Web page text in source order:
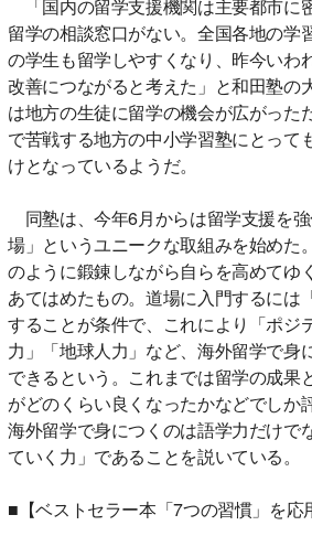
「国内の留学支援機関は主要都市に
留学の相談窓口がない。全国各地の学
の学生も留学しやすくなり、昨今いわ
改善につながると考えた」と和田塾の
は地方の生徒に留学の機会が広がった
で苦戦する地方の中小学習塾にとって
けとなっているようだ。
同塾は、今年6月からは留学支援を
場」というユニークな取組みを始めた
のように鍛錬しながら自らを高めてゆ
あてはめたもの。道場に入門するには
することが条件で、これにより「ポジ
力」「地球人力」など、海外留学で身
できるという。これまでは留学の成果
がどのくらい良くなったかなどでしか
海外留学で身につくのは語学力だけで
ていく力」であることを説いている。
■【ベストセラー本「7つの習慣」を応